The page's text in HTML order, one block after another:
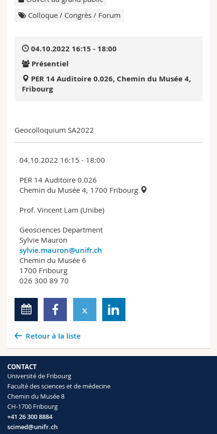
Sciences et médecine
Collaborateurs
MyUnifr
Colloque / Congrès / Forum
04.10.2022 16:15 - 18:00
Présentiel
PER 14 Auditoire 0.026, Chemin du Musée 4,
Fribourg
Geocolloquium SA2022
04.10.2022 16:15 - 18:00
PER 14 Auditoire 0.026
Chemin du Musée 4, 1700 Fribourg
Prof. Vincent Lam (Unibe)
Geosciences Department
Sylvie Mauron
sylvie.mauron@unifr.ch
Chemin du Musée 6
1700 Fribourg
026 300 89 70
Retour à la liste
CONTACT
Université de Fribourg
Faculté des sciences et de médecine
Chemin du Musée 8
CH-1700 Fribourg
+41 26 300 8884
scimed@unifr.ch